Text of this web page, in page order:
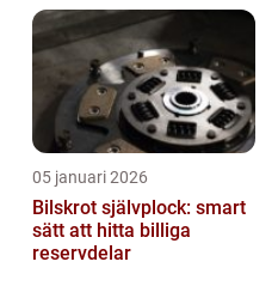
05 januari 2026
Bilskrot självplock: smart
sätt att hitta billiga
reservdelar